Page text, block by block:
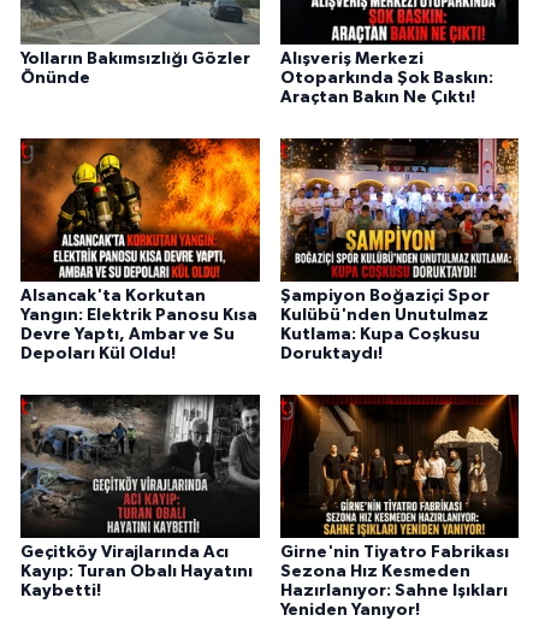
Yolların Bakımsızlığı Gözler
Önünde
Alışveriş Merkezi
Otoparkında Şok Baskın:
Araçtan Bakın Ne Çıktı!
Alsancak'ta Korkutan
Yangın: Elektrik Panosu Kısa
Devre Yaptı, Ambar ve Su
Depoları Kül Oldu!
Şampiyon Boğaziçi Spor
Kulübü'nden Unutulmaz
Kutlama: Kupa Coşkusu
Doruktaydı!
Geçitköy Virajlarında Acı
Kayıp: Turan Obalı Hayatını
Kaybetti!
Girne'nin Tiyatro Fabrikası
Sezona Hız Kesmeden
Hazırlanıyor: Sahne Işıkları
Yeniden Yanıyor!